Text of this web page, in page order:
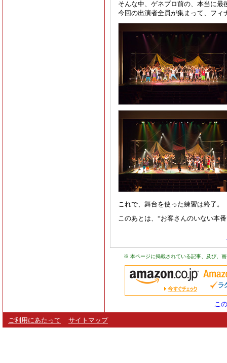
そんな中、ゲネプロ前の、本当に最
今回の出演者全員が集まって、フィ
これで、舞台を使った練習は終了。
このあとは、“お客さんのいない本
※ 本ページに掲載されている記事、及び、
こ
ご利用にあたって サイトマップ